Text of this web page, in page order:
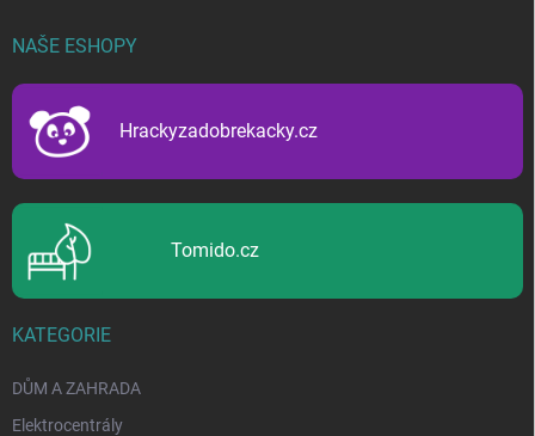
NAŠE ESHOPY
Hrackyzadobrekacky.cz
Tomido.cz
KATEGORIE
DŮM A ZAHRADA
Elektrocentrály